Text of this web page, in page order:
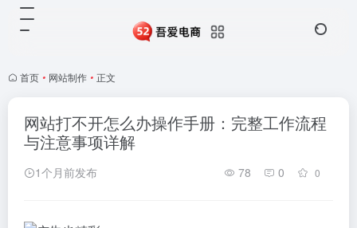
首页 • 网站制作 • 正文
网站打不开怎么办操作手册：完整工作流程
与注意事项详解
1个月前发布 78 0 0